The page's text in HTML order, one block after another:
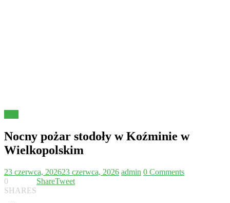
Nocny pożar stodoły w Koźminie w
Wielkopolskim
23 czerwca, 202623 czerwca, 2026 admin 0 Comments
0
SHARES
ShareTweet